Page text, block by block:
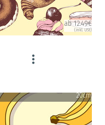
ab 12.49€
(inkl. USt)
20cm